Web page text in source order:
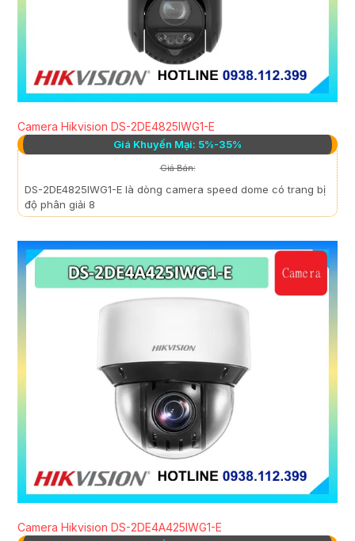
Camera Hikvision DS-2DE4825IWG1-E
Giá Khuyến Mại: 5%-35%
Giá Bán:
DS-2DE4825IWG1-E là dòng camera speed dome có trang bị
độ phân giải 8
Camera Hikvision DS-2DE4A425IWG1-E